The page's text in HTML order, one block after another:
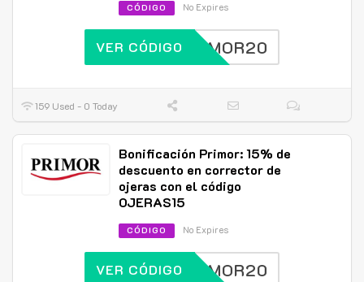
CÓDIGO No Expires
PRIMOR20
VER CÓDIGO
159 Used - 0 Today
Bonificación Primor: 15% de
descuento en corrector de
ojeras con el código
OJERAS15
CÓDIGO No Expires
PRIMOR20
VER CÓDIGO